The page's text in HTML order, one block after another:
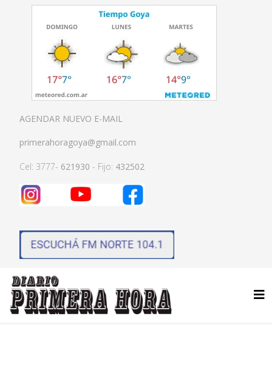
AGENDAR NUEVO E-MAIL
primerahoragoya@gmail.com
Cel: 3777- 621930 - Fijo: 432502